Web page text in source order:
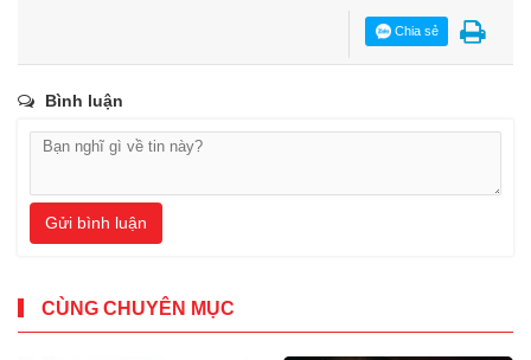
Chia sẻ
Bình luận
Gửi bình luận
CÙNG CHUYÊN MỤC